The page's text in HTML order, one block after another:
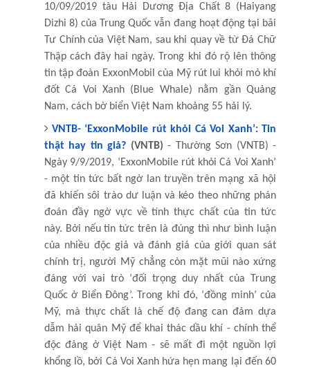
10/09/2019 tàu Hải Dương Địa Chất 8 (Haiyang
Dizhi 8) của Trung Quốc vẫn đang hoạt động tại bãi
Tư Chính của Việt Nam, sau khi quay về từ Đá Chữ
Thập cách đây hai ngày. Trong khi đó rộ lên thông
tin tập đoàn ExxonMobil của Mỹ rút lui khỏi mỏ khí
đốt Cá Voi Xanh (Blue Whale) nằm gần Quảng
Nam, cách bờ biển Việt Nam khoảng 55 hải lý.
VNTB- ‘ExxonMobile rút khỏi Cá Voi Xanh’: Tin
thật hay tin giả? (VNTB) - Thường Sơn (VNTB) -
Ngày 9/9/2019, ‘ExxonMobile rút khỏi Cá Voi Xanh’
- một tin tức bất ngờ lan truyền trên mạng xã hội
đã khiến sôi trào dư luận và kéo theo những phán
đoán đầy ngờ vực về tính thực chất của tin tức
này. Bởi nếu tin tức trên là đúng thì như bình luận
của nhiều độc giả và đánh giá của giới quan sát
chính trị, người Mỹ chẳng còn mặt mũi nào xứng
đáng với vai trò ‘đối trọng duy nhất của Trung
Quốc ở Biển Đông’. Trong khi đó, ‘đồng minh’ của
Mỹ, mà thực chất là chế độ đang can đảm dựa
dẫm hải quân Mỹ để khai thác dầu khí - chính thể
độc đảng ở Việt Nam - sẽ mất đi một nguồn lợi
khổng lồ, bởi Cá Voi Xanh hứa hẹn mang lại đến 60